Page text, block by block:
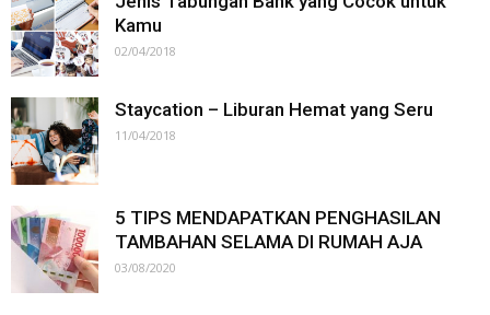
Kamu
02/04/2018
Staycation – Liburan Hemat yang Seru
11/04/2018
5 TIPS MENDAPATKAN PENGHASILAN
TAMBAHAN SELAMA DI RUMAH AJA
03/08/2020